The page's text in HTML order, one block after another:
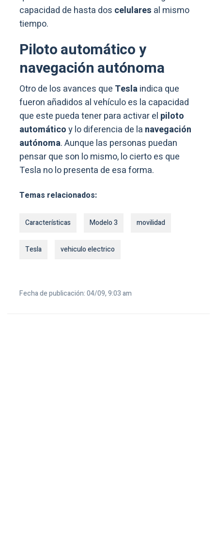
capacidad de hasta dos celulares al mismo
tiempo.
Piloto automático y
navegación autónoma
Otro de los avances que Teslaindica que
fueron añadidos al vehículo es la capacidad
que este pueda tener para activar el piloto
automáticoy lo diferencia de la navegación
autónoma. Aunque las personas puedan
pensar que son lo mismo, lo cierto es que
Tesla no lo presenta de esa forma.
Temas relacionados:
Características Modelo 3 movilidad
Tesla vehiculo electrico
Fecha de publicación: 04/09, 9:03 am